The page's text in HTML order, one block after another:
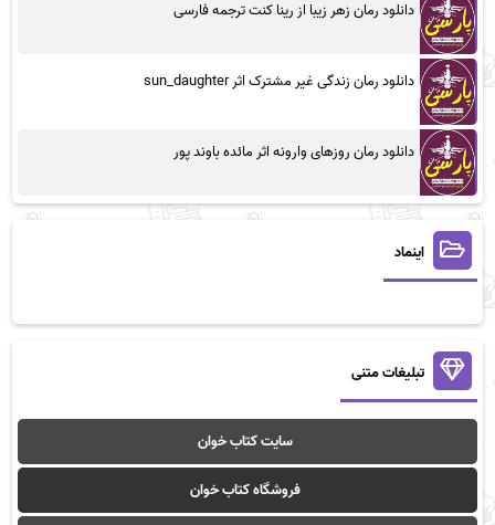
دانلود رمان زهر زیبا از رینا کنت ترجمه فارسی
دانلود رمان زندگی غیر مشترک اثر sun_daughter
دانلود رمان روزهای وارونه اثر مائده باوند پور
اینماد
تبلیغات متنی
سایت کتاب خوان
فروشگاه کتاب خوان